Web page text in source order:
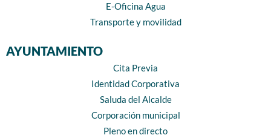
E-Oficina Agua
Transporte y movilidad
AYUNTAMIENTO
Cita Previa
Identidad Corporativa
Saluda del Alcalde
Corporación municipal
Pleno en directo